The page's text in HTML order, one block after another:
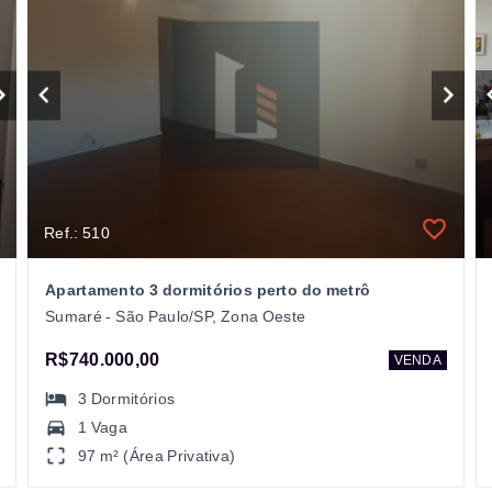
Ref.: 510
Apartamento 3 dormitórios perto do metrô
Sumaré - São Paulo/SP, Zona Oeste
R$740.000,00 VENDA
3 Dormitórios
1 Vaga
97 m² (Área Privativa)